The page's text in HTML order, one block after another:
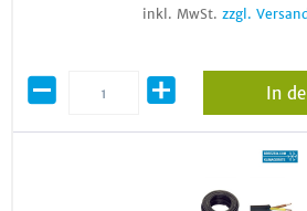
inkl. MwSt. zzgl.
In